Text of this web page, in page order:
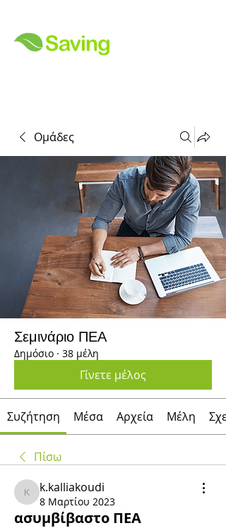
Ομάδες
Σεμινάριο ΠΕΑ
Δημόσιο · 38 μέλη
Γίνετε μέλος
Συζήτηση Μέσα Αρχεία Μέλη
Πίσω
k.kalliakoudi
k.kalliakoudi
8 Μαρτίου 2023
ασυμβίβαστο ΠΕΑ